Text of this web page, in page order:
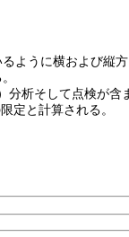
ように横および縦方
析そして点検が
定と計算される。